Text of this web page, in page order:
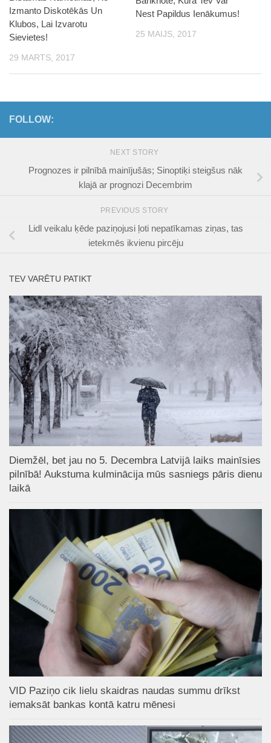
Izmanto Diskotēkās Un
Klubos, Lai Izvarotu
Sievietes!
29 MARTS, 2017
Nest Papildus Ienākumus!
25 MAIJS, 2017
FOLLOW:
NEXT STORY
Prognozes ir pilnībā mainījušās; Sinoptiķi steigšus nāk
klajā ar prognozi Decembrim
PREVIOUS STORY
Lidl veikalu ķēde paziņojusi ļoti nepatīkamas ziņas, tas
ietekmēs ikvienu pircēju
TEV VARĒTU PATIKT
Diemžēl, bet jau no 5. Decembra Latvijā laiks mainīsies
pilnībā! Aukstuma kulminācija mūs sasniegs pāris dienu
laikā
VID Paziņo cik lielu skaidras naudas summu drīkst
iemaksāt bankas kontā katru mēnesi